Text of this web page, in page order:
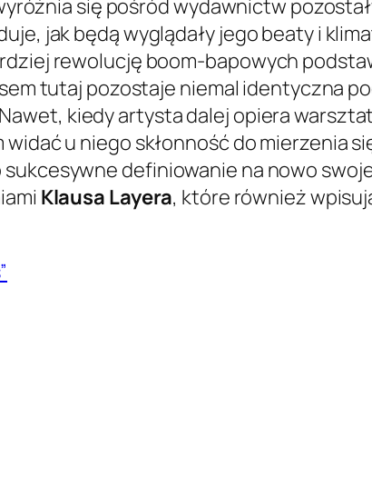
się pośród wydawnictw
jak będą wyglądały jego beaty i
rewolucję boom-bapowych
tutaj pozostaje niemal identyczna
kiedy artysta dalej opiera
u niego skłonność do mierzenia
definiowanie na nowo
Klausa Layera, które również